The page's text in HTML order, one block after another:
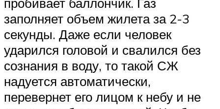
заполняет объем жилета за 2-3
секунды. Даже если человек
ударился головой и свалился без
сознания в воду, то такой СЖ
надуется автоматически,
перевернет его лицом к небу и не